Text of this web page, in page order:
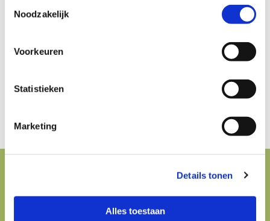
Noodzakelijk
Voorkeuren
Statistieken
Marketing
Details tonen
Alles toestaan
CONTACTFORMULIER
Accepteer marketingcookies om deze kaart
te bekijken.